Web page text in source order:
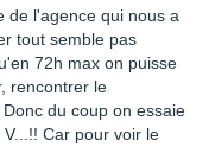
de l'agence qui nous a
tout semble pas
72h max on puisse
rencontrer le
du coup on essaie
Car pour voir le